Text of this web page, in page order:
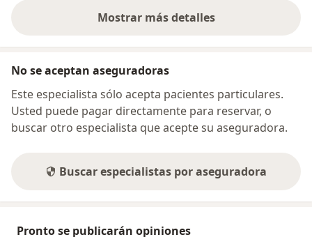
Mostrar más detalles
sobre la dirección
No se aceptan aseguradoras
Este especialista sólo acepta pacientes particulares.
Usted puede pagar directamente para reservar, o
buscar otro especialista que acepte su aseguradora.
Buscar especialistas por aseguradora
Pronto se publicarán opiniones